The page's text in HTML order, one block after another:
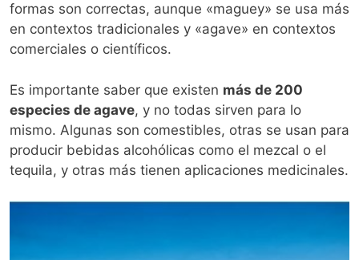
formas son correctas, aunque «maguey» se usa más
en contextos tradicionales y «agave» en contextos
comerciales o científicos.
Es importante saber que existen más de 200
especies de agave, y no todas sirven para lo
mismo. Algunas son comestibles, otras se usan para
producir bebidas alcohólicas como el mezcal o el
tequila, y otras más tienen aplicaciones medicinales.